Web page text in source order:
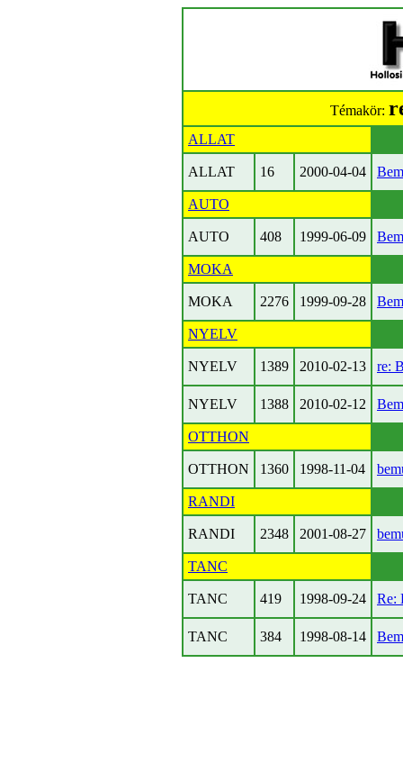
Témakör:
ALLAT
ALLAT 16 2000-04-04
AUTO
AUTO 408 1999-06-09
MOKA
MOKA 2276 1999-09-28
NYELV
NYELV 1389 2010-02-13 re:
NYELV 1388 2010-02-12
OTTHON
OTTHON 1360 1998-11-04
RANDI
RANDI 2348 2001-08-27
TANC
TANC 419 1998-09-24 Re:
TANC 384 1998-08-14